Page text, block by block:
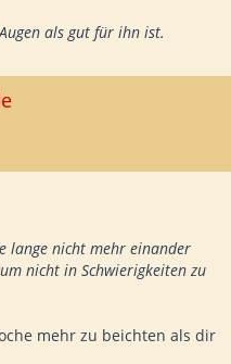
als gut für ihn ist.
lange nicht mehr einander
nicht in Schwierigkeiten zu
mehr zu beichten als dir